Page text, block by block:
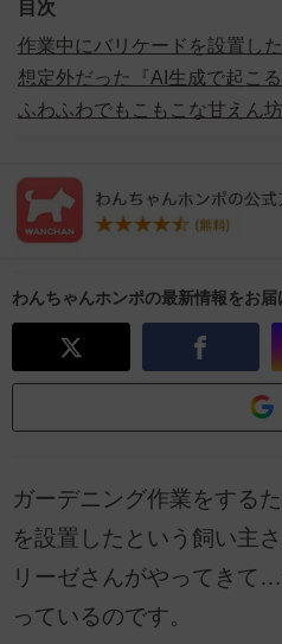
目次
作業中にバリケードを設置し
想定外だった『AI生成で起こ
ふわふわでもこもこな甘えん
わんちゃんホンポの最新情報をお届
ガーデニング作業をする
を設置したという飼い主
リーゼさんがやってきて
っているのです。